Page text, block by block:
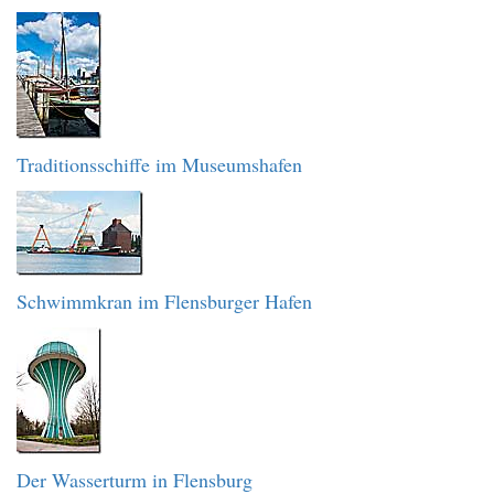
Traditionsschiffe im Museumshafen
Schwimmkran im Flensburger Hafen
Der Wasserturm in Flensburg